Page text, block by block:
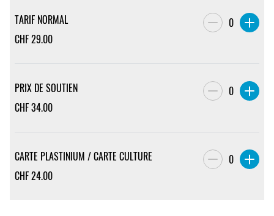
TARIF NORMAL
CHF29.00
0
PRIX DE SOUTIEN
CHF34.00
0
CARTE PLASTINIUM / CARTE CULTURE
CHF24.00
0